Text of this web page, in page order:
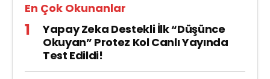
En Çok Okunanlar
Yapay Zeka Destekli İlk “Düşünce
Okuyan” Protez Kol Canlı Yayında
Test Edildi!